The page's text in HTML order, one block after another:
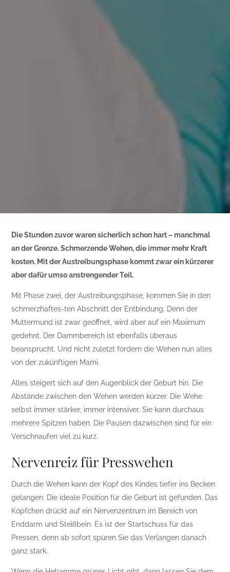
Die Stunden zuvor waren sicherlich schon hart – manchmal
an der Grenze. Schmerzende Wehen, die immer mehr Kraft
kosten. Mit der Austreibungsphase kommt zwar ein kürzerer
aber dafür umso anstrengender Teil.
Mit Phase zwei, der Austreibungsphase, kommen Sie in den
schmerzhaftes-ten Abschnitt der Entbindung. Denn der
Muttermund ist zwar geöffnet, wird aber auf ein Maximum
gedehnt. Der Dammbereich ist ebenfalls überaus
beansprucht. Und nicht zuletzt fordern die Wehen nun alles
von der zukünftigen Mami.
Alles steigert sich auf den Augenblick der Geburt hin. Die
Abstände zwischen den Wehen werden kürzer. Die Wehe
selbst immer stärker, immer intensiver. Sie kann durchaus
mehrere Spitzen haben. Die Pausen dazwischen sind für ein
Verschnaufen viel zu kurz.
Nervenreiz für Presswehen
Durch die Wehen kann der Kopf des Kindes tiefer ins Becken
gelangen. Die ideale Position für die Geburt ist gefunden. Das
Köpfchen drückt auf ein Nervenzentrum im Bereich von
Enddarm und Steißbein. Es ist der Startschuss für das
Pressen, denn ab sofort spüren Sie das Verlangen danach
ganz stark.